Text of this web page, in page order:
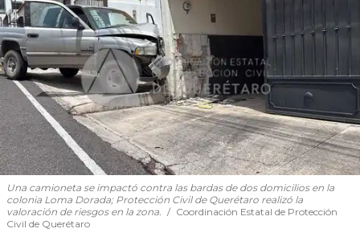
Una camioneta se impactó contra las bardas de dos domicilios en la
colonia Loma Dorada; Protección Civil de Querétaro realizó la
valoración de riesgos en la zona.
Coordinación Estatal de Protección
Civil de Querétaro